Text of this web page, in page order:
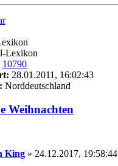
10790
28.01.2011, 16:02:43
Norddeutschland
Weihnachten
King » 24.12.2017, 19:58:44